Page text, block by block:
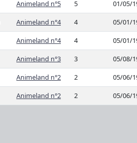
Animeland n°5 5 01/05/
Animeland n°4 4 05/01/
Animeland n°4 4 05/01/
Animeland n°3 3 05/08/
Animeland n°2 2 05/06/
Animeland n°2 2 05/06/